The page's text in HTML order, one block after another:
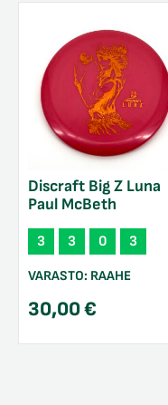
Discraft Big Z Luna
Paul McBeth
3 3 0 3
VARASTO: RAAHE
30,00€